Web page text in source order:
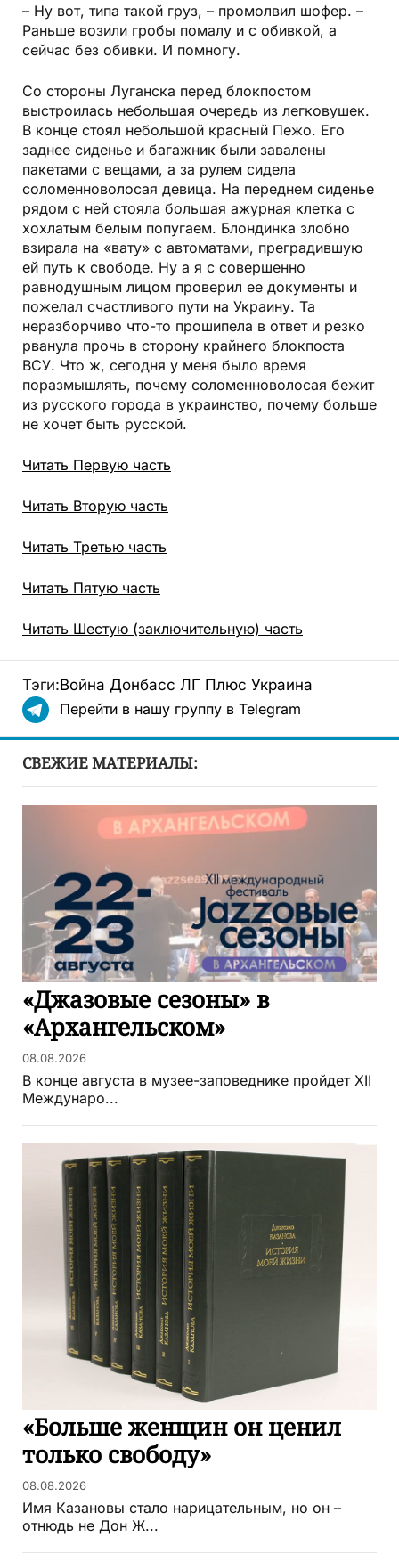
– Ну вот, типа такой груз, – промолвил шофер. –
Раньше возили гробы помалу и с обивкой, а
сейчас без обивки. И помногу.
Со стороны Луганска перед блокпостом
выстроилась небольшая очередь из легковушек.
В конце стоял небольшой красный Пежо. Его
заднее сиденье и багажник были завалены
пакетами с вещами, а за рулем сидела
соломенноволосая девица. На переднем сиденье
рядом с ней стояла большая ажурная клетка с
хохлатым белым попугаем. Блондинка злобно
взирала на «вату» с автоматами, преградившую
ей путь к свободе. Ну а я с совершенно
равнодушным лицом проверил ее документы и
пожелал счастливого пути на Украину. Та
неразборчиво что-то прошипела в ответ и резко
рванула прочь в сторону крайнего блокпоста
ВСУ. Что ж, сегодня у меня было время
поразмышлять, почему соломенноволосая бежит
из русского города в украинство, почему больше
не хочет быть русской.
Читать Первую часть
Читать Вторую часть
Читать Третью часть
Читать Пятую часть
Читать Шестую (заключительную) часть
Тэги:Война Донбасс ЛГ Плюс Украина
Перейти в нашу группу в Telegram
СВЕЖИЕ МАТЕРИАЛЫ:
«Джазовые сезоны» в
«Архангельском»
08.08.2026
В конце августа в музее-заповеднике пройдет XII
Междунаро...
«Больше женщин он ценил
только свободу»
08.08.2026
Имя Казановы стало нарицательным, но он –
отнюдь не Дон Ж...